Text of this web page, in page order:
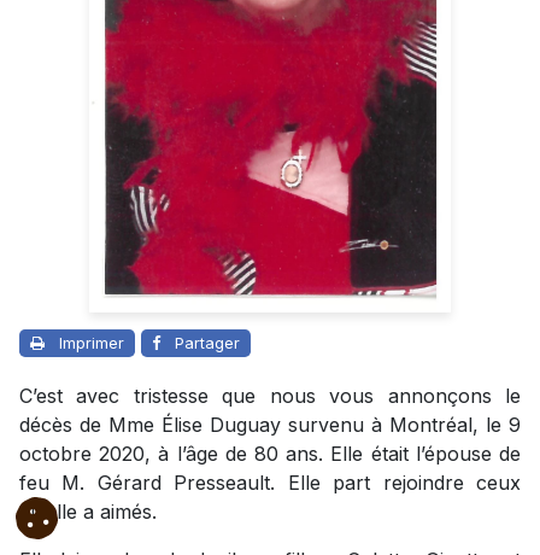
Imprimer Partager
C’est avec tristesse que nous vous annonçons le
décès de Mme Élise Duguay survenu à Montréal, le 9
octobre 2020, à l’âge de 80 ans. Elle était l’épouse de
feu M. Gérard Presseault. Elle part rejoindre ceux
qu’elle a aimés.